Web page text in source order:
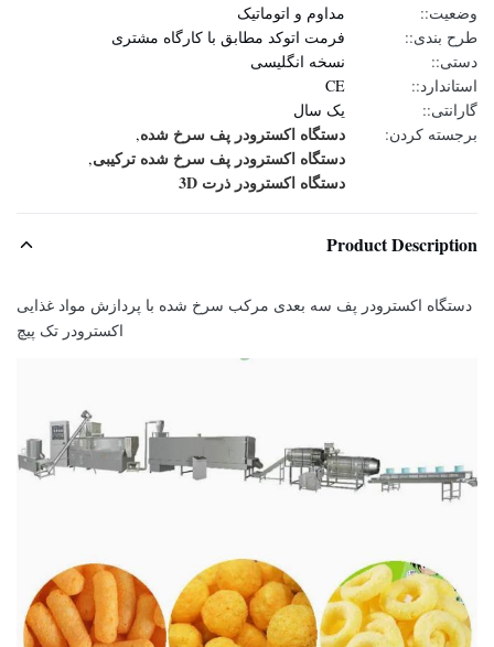
وضعیت::
مداوم و اتوماتیک
طرح بندی::
فرمت اتوکد مطابق با کارگاه مشتری
دستی::
نسخه انگلیسی
استاندارد::
CE
گارانتی::
یک سال
برجسته کردن:
دستگاه اکسترودر پف سرخ شده,
دستگاه اکسترودر پف سرخ شده ترکیبی,
دستگاه اکسترودر ذرت 3D
Product Description
دستگاه اکسترودر پف سه بعدی مرکب سرخ شده با پردازش مواد غذایی
اکسترودر تک پیچ